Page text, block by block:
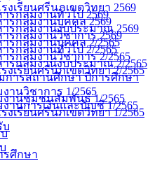
งเรียนศรีนภเขตวิทยา 2569
รกลุ่มงานทั่วไป 2569
รกลุ่มงานบุคคล 2569
ารกลุ่มงานงบประมาณ 2569
รกลุ่มงานวิชาการ 2569
รกลุ่มงานบุคคล 2/2565
รกลุ่มงานทั่วไป 2/2565
รกลุ่มงานวิชาการ 2/2565
รกลุ่มงานงบประมาณ 2/2565
งเรียนศรีนภเขตวิทยา 2/2565
การสถานศึกษา ปีการศึกษา
านวิชาการ 1/2565
งานชุมชนสัมพันธ์ 1/2565
านการเงินและบัญชี 1/2565
งเรียนศรีนภเขตวิทยา 1/2565
บ
รศึกษา